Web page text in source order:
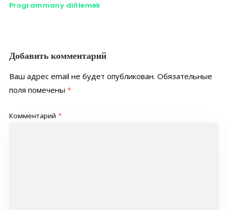
Programmany diňlemek
Добавить комментарий
Ваш адрес email не будет опубликован. Обязательные
поля помечены *
Комментарий *